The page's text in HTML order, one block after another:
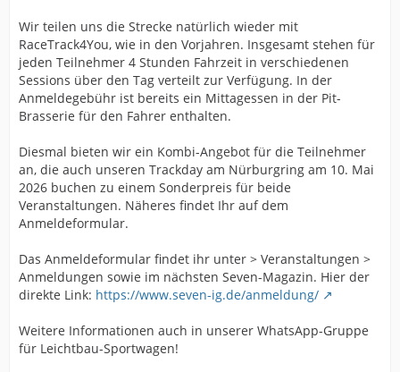
Wir teilen uns die Strecke natürlich wieder mit
RaceTrack4You, wie in den Vorjahren. Insgesamt stehen für
jeden Teilnehmer 4 Stunden Fahrzeit in verschiedenen
Sessions über den Tag verteilt zur Verfügung. In der
Anmeldegebühr ist bereits ein Mittagessen in der Pit-
Brasserie für den Fahrer enthalten.
Diesmal bieten wir ein Kombi-Angebot für die Teilnehmer
an, die auch unseren Trackday am Nürburgring am 10. Mai
2026 buchen zu einem Sonderpreis für beide
Veranstaltungen. Näheres findet Ihr auf dem
Anmeldeformular.
Das Anmeldeformular findet ihr unter > Veranstaltungen >
Anmeldungen sowie im nächsten Seven-Magazin. Hier der
direkte Link: https://www.seven-ig.de/anmeldung/
Weitere Informationen auch in unserer WhatsApp-Gruppe
für Leichtbau-Sportwagen!